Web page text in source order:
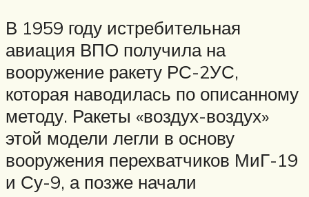
В 1959 году истребительная
авиация ВПО получила на
вооружение ракету РС-2УС,
которая наводилась по описанному
методу. Ракеты «воздух-воздух»
этой модели легли в основу
вооружения перехватчиков МиГ-19
и Су-9, а позже начали